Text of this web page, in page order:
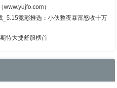
）
_5.15竞彩推选：小伙整夜暴富怒收十万
待大捷舒服榜首